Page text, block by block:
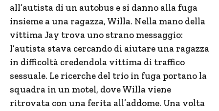
all’autista di un autobus e si danno alla fuga
insieme a una ragazza, Willa. Nella mano della
vittima Jay trova uno strano messaggio:
l’autista stava cercando di aiutare una ragazza
in difficoltà credendola vittima di traffico
sessuale. Le ricerche del trio in fuga portano la
squadra in un motel, dove Willa viene
ritrovata con una ferita all’addome. Una volta